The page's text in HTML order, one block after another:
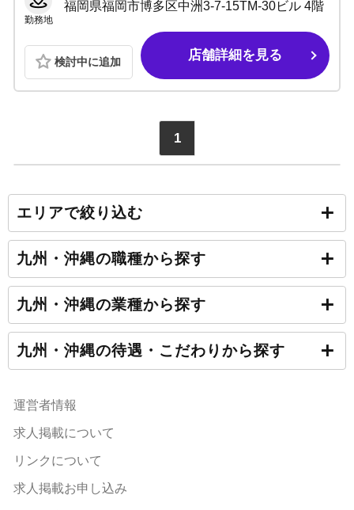
勤務地
福岡県福岡市博多区中洲3-7-15TM-30ビル 4階
検討中に追加 店舗詳細を見る
1
エリアで絞り込む
九州・沖縄の職種から探す
九州・沖縄の業種から探す
九州・沖縄の待遇・こだわりから探す
運営者情報
求人掲載について
リンクについて
求人掲載お申し込み